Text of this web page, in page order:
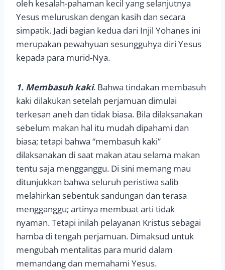
oleh kesalah-pahaman kecil yang selanjutnya
Yesus meluruskan dengan kasih dan secara
simpatik. Jadi bagian kedua dari Injil Yohanes ini
merupakan pewahyuan sesungguhya diri Yesus
kepada para murid-Nya.
1. Membasuh kaki. Bahwa tindakan membasuh
kaki dilakukan setelah perjamuan dimulai
terkesan aneh dan tidak biasa. Bila dilaksanakan
sebelum makan hal itu mudah dipahami dan
biasa; tetapi bahwa “membasuh kaki”
dilaksanakan di saat makan atau selama makan
tentu saja mengganggu. Di sini memang mau
ditunjukkan bahwa seluruh peristiwa salib
melahirkan sebentuk sandungan dan terasa
mengganggu; artinya membuat arti tidak
nyaman. Tetapi inilah pelayanan Kristus sebagai
hamba di tengah perjamuan. Dimaksud untuk
mengubah mentalitas para murid dalam
memandang dan memahami Yesus.